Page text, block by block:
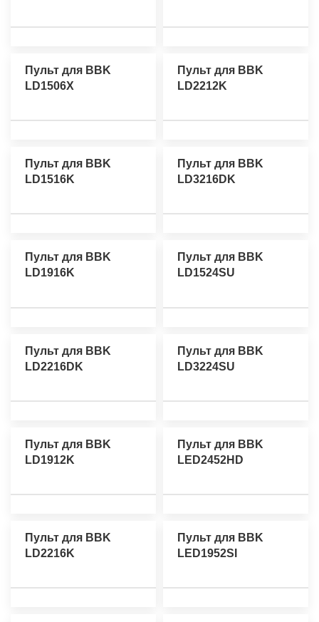
Пульт для BBK
LD1506X
Пульт для BBK
LD2212K
Пульт для BBK
LD1516K
Пульт для BBK
LD3216DK
Пульт для BBK
LD1916K
Пульт для BBK
LD1524SU
Пульт для BBK
LD2216DK
Пульт для BBK
LD3224SU
Пульт для BBK
LD1912K
Пульт для BBK
LED2452HD
Пульт для BBK
LD2216K
Пульт для BBK
LED1952SI